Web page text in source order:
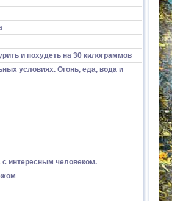
и похудеть на 30 килограммов
условиях. Огонь, еда, вода и
с интересным человеком.